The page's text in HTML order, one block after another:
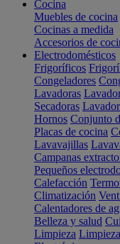
Cocina
Muebles de cocina
Cocinas a medida
Accesorios de
Electrodomésticos
Frigoríficos
Congeladores
Lavadoras
Secadoras
Hornos Conjunto
Placas de cocina
Lavavajillas
Campanas
Pequeños
Calefacción
Climatización
Calentadores de
Belleza y salud
Limpieza